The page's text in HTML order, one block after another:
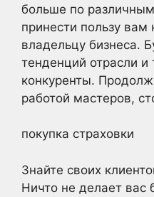
больше по
принести пользу вам
владельцу бизнеса.
тенденций отрасли
конкуренты.
работой мастеров,
покупка страховки
Знайте своих
Ничто не делает вас